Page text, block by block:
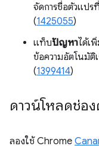
จัดการชื่อตัวแปร
(1425055)
แท็บปัญหาได้เ
ข้อความอัตโนมัติ
(1399414)
ดาวน์โหลดช่อง
ลองใช้ Chrome